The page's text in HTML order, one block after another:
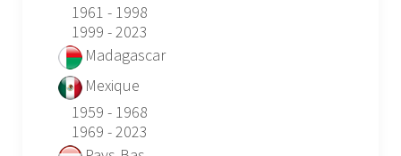
1961 - 1998
1999 - 2023
Madagascar
Mexique
1959 - 1968
1969 - 2023